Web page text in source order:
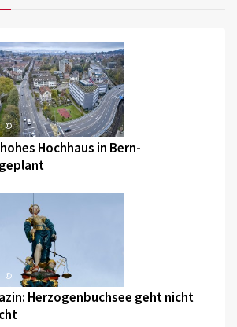
©
Hochhaus in Bern-
©
Herzogenbuchsee geht nicht